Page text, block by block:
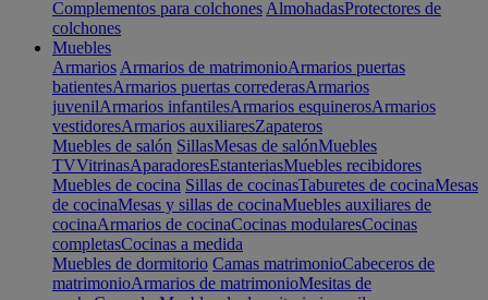
Complementos para colchones AlmohadasProtectores de
colchones
Muebles
Armarios Armarios de matrimonioArmarios puertas
batientesArmarios puertas correderasArmarios
juvenilArmarios infantilesArmarios esquinerosArmarios
vestidoresArmarios auxiliaresZapateros
Muebles de salón SillasMesas de salónMuebles
TVVitrinasAparadoresEstanteriasMuebles recibidores
Muebles de cocina Sillas de cocinasTaburetes de cocinaMesas
de cocinaMesas y sillas de cocinaMuebles auxiliares de
cocinaArmarios de cocinaCocinas modularesCocinas
completasCocinas a medida
Muebles de dormitorio Camas matrimonioCabeceros de
matrimonioArmarios de matrimonioMesitas de